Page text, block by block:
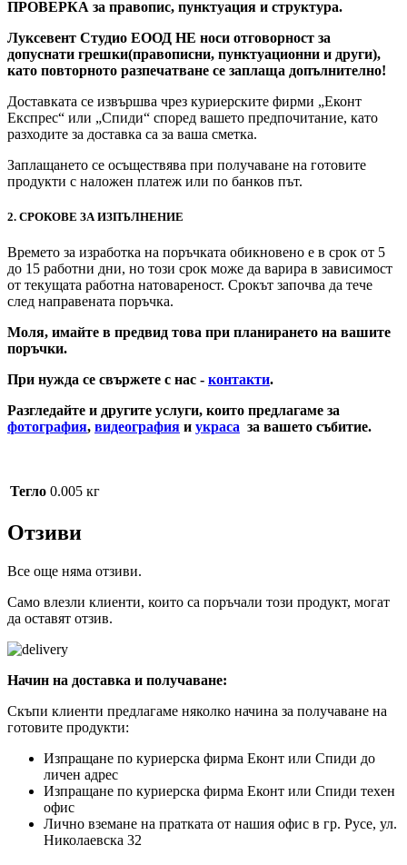
ПРОВЕРКА за правопис, пунктуация и структура.
Луксевент Студио ЕООД НЕ носи отговорност за
допуснати грешки(правописни, пунктуационни и други),
като повторното разпечатване се заплаща допълнително!
Доставката се извършва чрез куриерските фирми „Еконт
Експрес“ или „Спиди“ според вашето предпочитание, като
разходите за доставка са за ваша сметка.
Заплащането се осъществява при получаване на готовите
продукти с наложен платеж или по банков път.
2. СРОКОВЕ ЗА ИЗПЪЛНЕНИЕ
Времето за изработка на поръчката обикновено е в срок от 5
до 15 работни дни, но този срок може да варира в зависимост
от текущата работна натовареност. Срокът започва да тече
след направената поръчка.
Моля, имайте в предвид това при планирането на вашите
поръчки.
При нужда се свържете с нас - контакти.
Разгледайте и другите услуги, които предлагаме за
фотография, видеография и украса за вашето събитие.
Тегло 0.005 кг
Отзиви
Все още няма отзиви.
Само влезли клиенти, които са поръчали този продукт, могат
да оставят отзив.
Начин на доставка и получаване:
Скъпи клиенти предлагаме няколко начина за получаване на
готовите продукти:
Изпращане по куриерска фирма Еконт или Спиди до
личен адрес
Изпращане по куриерска фирма Еконт или Спиди техен
офис
Лично вземане на пратката от нашия офис в гр. Русе, ул.
Николаевска 32